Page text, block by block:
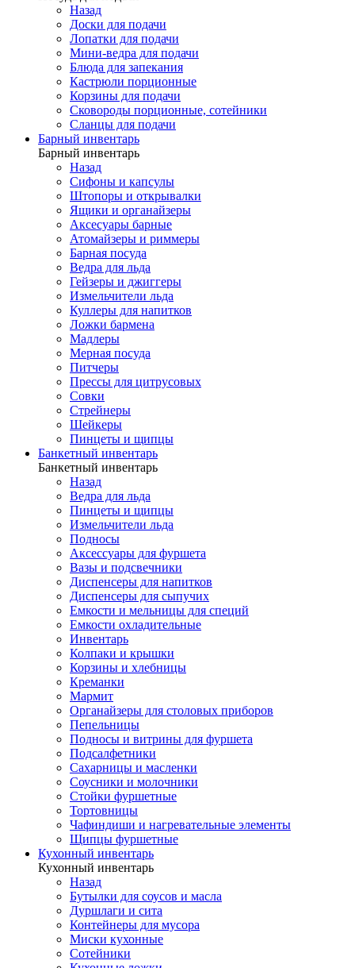
Назад
Доски для подачи
Лопатки для подачи
Мини-ведра для подачи
Блюда для запекания
Кастрюли порционные
Корзины для подачи
Сковороды порционные, сотейники
Сланцы для подачи
Барный инвентарь
Барный инвентарь
Назад
Сифоны и капсулы
Штопоры и открывалки
Ящики и органайзеры
Аксесуары барные
Атомайзеры и риммеры
Барная посуда
Ведра для льда
Гейзеры и джиггеры
Измельчители льда
Куллеры для напитков
Ложки бармена
Мадлеры
Мерная посуда
Питчеры
Прессы для цитрусовых
Совки
Стрейнеры
Шейкеры
Пинцеты и щипцы
Банкетный инвентарь
Банкетный инвентарь
Назад
Ведра для льда
Пинцеты и щипцы
Измельчители льда
Подносы
Аксессуары для фуршета
Вазы и подсвечники
Диспенсеры для напитков
Диспенсеры для сыпучих
Емкости и мельницы для специй
Емкости охладительные
Инвентарь
Колпаки и крышки
Корзины и хлебницы
Креманки
Мармит
Органайзеры для столовых приборов
Пепельницы
Подносы и витрины для фуршета
Подсалфетники
Сахарницы и масленки
Соусники и молочники
Стойки фуршетные
Тортовницы
Чафиндиши и нагревательные элементы
Щипцы фуршетные
Кухонный инвентарь
Кухонный инвентарь
Назад
Бутылки для соусов и масла
Дуршлаги и сита
Контейнеры для мусора
Миски кухонные
Сотейники